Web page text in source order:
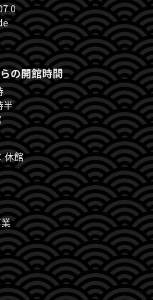
0
の開館時間
休館